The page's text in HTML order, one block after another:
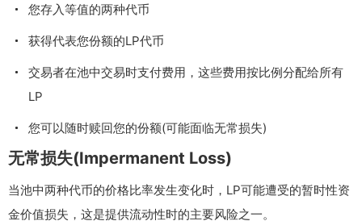
您存入等值的两种代币
获得代表您份额的LP代币
交易者在池中交易时支付费用，这些费用按比例分配给所有
LP
您可以随时赎回您的份额(可能面临无常损失)
无常损失(Impermanent Loss)
当池中两种代币的价格比率发生变化时，LP可能遭受的暂时性资
金价值损失，这是提供流动性时的主要风险之一。